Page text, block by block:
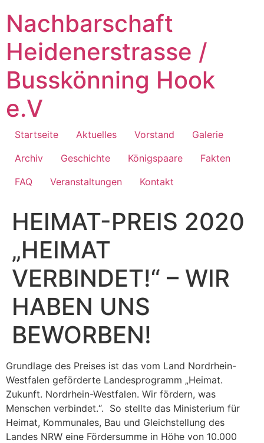
Inhalt
springen
Nachbarschaft
Heidenerstrasse /
Busskönning Hook
e.V
Startseite Aktuelles Vorstand
Galerie
Archiv
Geschichte Königspaare
Fakten
FAQ
Veranstaltungen Kontakt
HEIMAT-PREIS 2020
„HEIMAT
VERBINDET!“ – WIR
HABEN UNS
BEWORBEN!
Grundlage des Preises ist das vom Land Nordrhein-
Westfalen geförderte Landesprogramm „Heimat.
Zukunft. Nordrhein-Westfalen. Wir fördern, was
Menschen verbindet.“. So stellte das Ministerium für
Heimat, Kommunales, Bau und Gleichstellung des
Landes NRW eine Fördersumme in Höhe von 10.000